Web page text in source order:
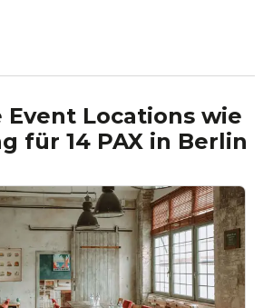
Locations wie
für 14 PAX in Berlin